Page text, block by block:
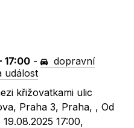
17:00 -
dopravní
událost
křižovatkami ulic
Praha 3, Praha, , Od
17:00,